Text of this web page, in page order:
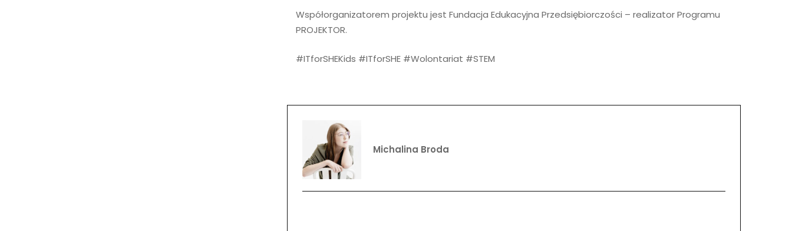
Współorganizatorem projektu jest Fundacja Edukacyjna Przedsiębiorczości – realizator Programu
PROJEKTOR.
#ITforSHEKids #ITforSHE #Wolontariat #STEM
Michalina Broda